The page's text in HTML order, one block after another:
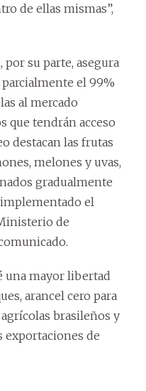
de ellas mismas”,
por su parte, asegura
el 99%
al mercado
que tendrán acceso
destacan las frutas
melones y uvas,
gradualmente
implementado el
de
una mayor libertad
arancel cero para
brasileños y
exportaciones de